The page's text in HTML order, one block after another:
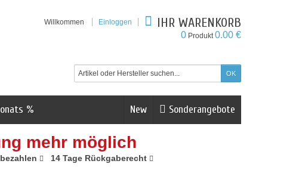
Willkommen Einloggen IHR WARENKORB
0 Produkt0.00 €
Sonderangebote
New
%
mehr möglich
14 Tage Rückgaberecht